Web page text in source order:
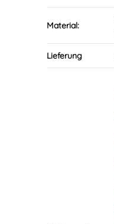
Material:
Lieferung